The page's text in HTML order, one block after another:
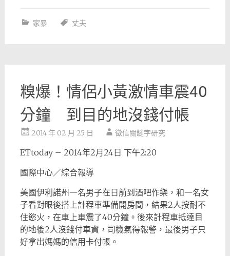
家暴 丈夫
糗爆！情侶小黃激情車震40
分鐘 到目的地沒錢付帳
2014 年 02 月 25 日 徵信關鍵字研究
ETtoday – 2014年2月24日 下午2:20
國際中心／綜合報導
美國伊利諾州一名男子在日前到酒吧作樂，和一名女
子看對眼後搭上計程車準備開房間，結果2人按耐不
住慾火，在車上車震了40分鐘。後來計程車抵達目
的地後2人沒錢付車資，司機氣得報警，最後男子只
好拿出媽媽的信用卡付帳。